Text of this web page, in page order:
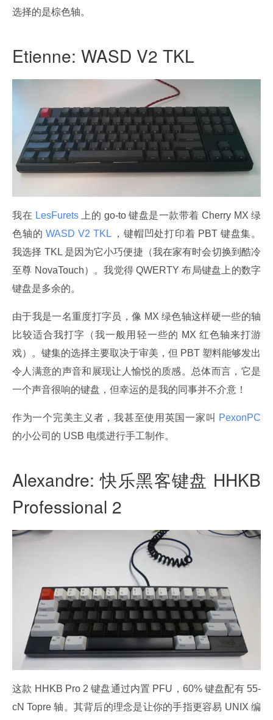
选择的是棕色轴。
Etienne: WASD V2 TKL
我在 LesFurets
上的 go-to 键盘是一款带着 Cherry MX 绿
色轴的 WASD V2 TKL
，键帽凹处打印着 PBT 键盘集。
我选择 TKL 是因为它小巧便捷（我在家有时会切换到酷冷
至尊 NovaTouch）。我觉得 QWERTY 布局键盘上的数字
键盘是多余的。
由于我是一名重度打字员，像 MX 绿色轴这样硬一些的轴
比较适合我打字（我一般用轻一些的 MX 红色轴来打游
戏）。键集的选择主要取决于审美，但 PBT 塑料能够发出
令人满意的声音和展现让人愉悦的质感。总体而言，它是
一个声音很响的键盘，但幸运的是我的同事并不介意！
作为一个完美主义者，我甚至使用英国一家叫
的小公司的 USB 电缆进行手工制作。
Alexandre: 快乐黑客键盘 HHKB
Professional 2
这款 HHKB Pro 2 键盘通过内置 PFU，60% 键盘配有 55-
cN Topre 轴。其背后的理念是让你的手指更容易 UNIX 编